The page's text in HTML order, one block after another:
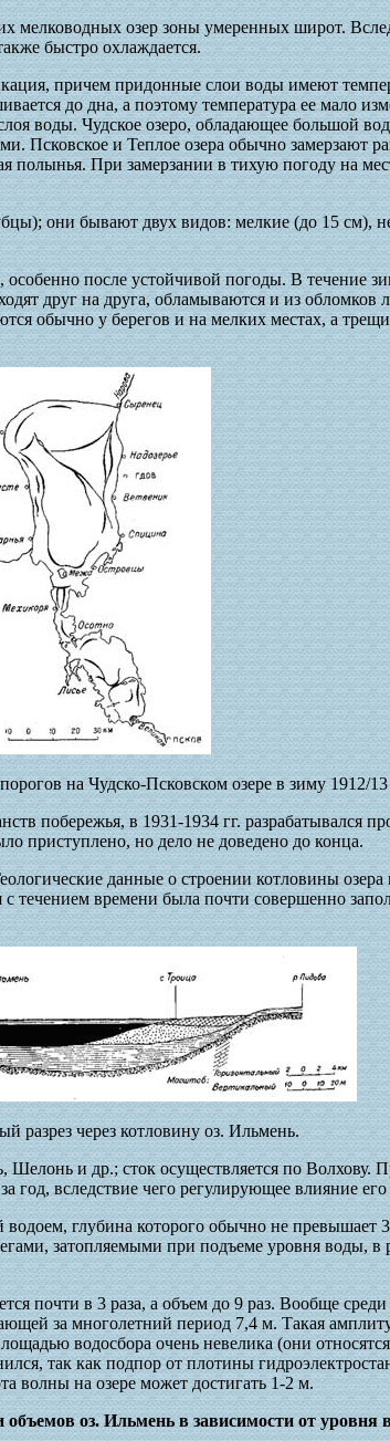
мелководных озер зоны умеренных широт.
быстро охлаждается.
причем придонные слои воды имеют
до дна, а поэтому температура ее мало
воды. Чудское озеро, обладающее большой
Псковское и Теплое озера обычно замерзают
полынья. При замерзании в тихую погоду на
они бывают двух видов: мелкие (до 15 см),
после устойчивой погоды. В течение
друг на друга, обламываются и из обломков
обычно у берегов и на мелких местах, а
на Чудско-Псковском озере в зиму 1912/13
побережья, в 1931-1934 гг. разрабатывался
приступлено, но дело не доведено до конца.
данные о строении котловины озера
с течением времени была почти совершенно
разрез через котловину оз. Ильмень.
Шелонь и др.; сток осуществляется по Волхову.
год, вследствие чего регулирующее влияние
глубина которого обычно не
затопляемыми при подъеме уровня воды, в
почти в 3 раза, а объем до 9 раз. Вообще
за многолетний период 7,4 м. Такая
водосбора очень невелика (они
так как подпор от плотины
волны на озере может достигать 1-2 м.
оз. Ильмень в зависимости от уровня